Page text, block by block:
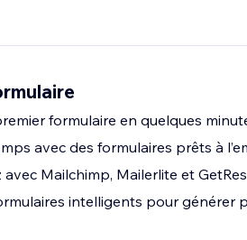
formulaire en quelques
avec des formulaires prêts à
Mailchimp, Mailerlite et
intelligents pour générer